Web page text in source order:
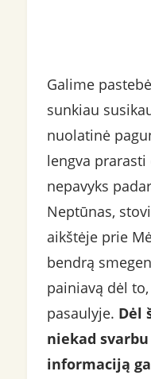
Galime
sunkiau
nuolatinė
lengva
nepavyks
Neptūnas,
aikštėje prie
bendrą
painiavą dėl
pasaulyje. Dėl
niekad
informaciją